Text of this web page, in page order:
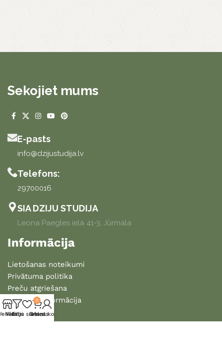
Sekojiet mums
E-pasts
info@dzijustudija.lv
Telefons:
29700016
SIA DZIJU STUDIJA
Leona Paegles iela 41-3, Jūrmala
Informācija
Lietošanas noteikumi
Privātuma politika
Preču atgriešana
Piegādes informācija
Filtri
Vēlmju saraksts
0
Grozs
Mans konts